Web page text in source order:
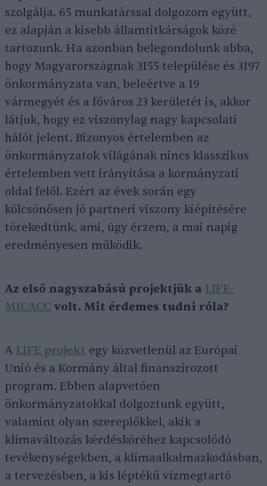
szolgálja. 65 munkatárssal dolgozom együtt,
ez alapján a kisebb államtitkárságok közé
tartozunk. Ha azonban belegondolunk abba,
hogy Magyarországnak 3155 települése és 3197
önkormányzata van, beleértve a 19
vármegyét és a főváros 23 kerületét is, akkor
látjuk, hogy ez viszonylag nagy kapcsolati
hálót jelent. Bizonyos értelemben az
önkormányzatok világának nincs klasszikus
értelemben vett irányítása a kormányzati
oldal felől. Ezért az évek során egy
kölcsönösen jó partneri viszony kiépítésére
törekedtünk, ami, úgy érzem, a mai napig
eredményesen működik.
Az első nagyszabású projektjük a LIFE-
MICACC volt. Mit érdemes tudni róla?
A LIFE projekt egy közvetlenül az Európai
Unió és a Kormány által finanszírozott
program. Ebben alapvetően
önkormányzatokkal dolgoztunk együtt,
valamint olyan szereplőkkel, akik a
klímaváltozás kérdésköréhez kapcsolódó
tevékenységekben, a klímaalkalmazkodásban,
a tervezésben, a kis léptékű vízmegtartó